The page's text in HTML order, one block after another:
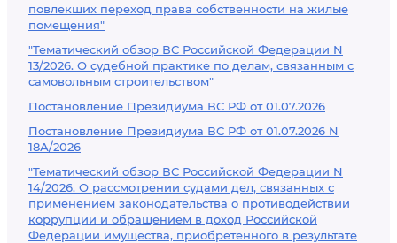
повлекших переход права собственности на жилые
помещения"
"Тематический обзор ВС Российской Федерации N
13/2026. О судебной практике по делам, связанным с
самовольным строительством"
Постановление Президиума ВС РФ от 01.07.2026
Постановление Президиума ВС РФ от 01.07.2026 N
18А/2026
"Тематический обзор ВС Российской Федерации N
14/2026. О рассмотрении судами дел, связанных с
применением законодательства о противодействии
коррупции и обращением в доход Российской
Федерации имущества, приобретенного в результате